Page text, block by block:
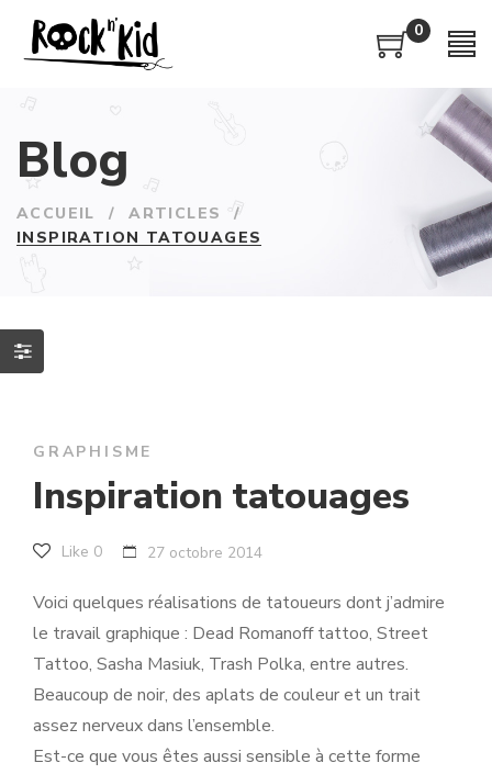
0
Blog
ACCUEIL / ARTICLES
/
INSPIRATION TATOUAGES
GRAPHISME
Inspiration tatouages
Like 0 27 octobre 2014
Voici quelques réalisations de tatoueurs dont j’admire
le travail graphique : Dead Romanoff tattoo, Street
Tattoo, Sasha Masiuk, Trash Polka, entre autres.
Beaucoup de noir, des aplats de couleur et un trait
assez nerveux dans l’ensemble.
Est-ce que vous êtes aussi sensible à cette forme